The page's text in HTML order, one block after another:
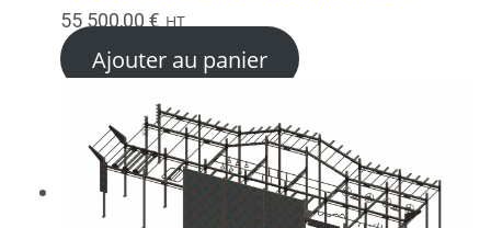
55 500,00 € HT
Ajouter au panier